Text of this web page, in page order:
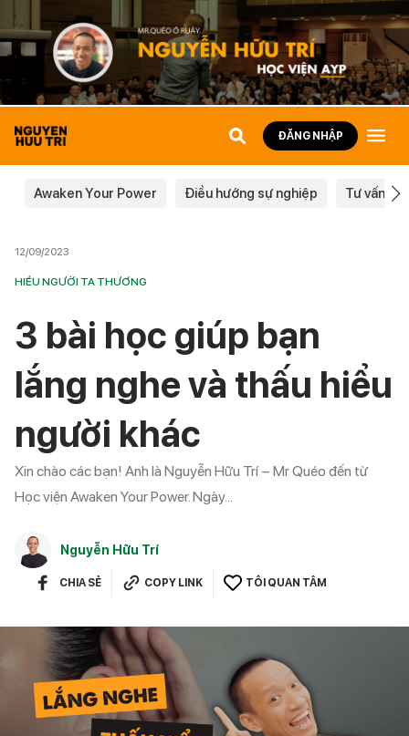
ĐĂNG NHẬP
Awaken Your Power Điều hướng sự nghiệp Tư vấn
12/09/2023
HIỂU NGƯỜI TA THƯƠNG
3 bài học giúp bạn
lắng nghe và thấu hiểu
người khác
Xin chào các bạn! Anh là Nguyễn Hữu Trí – Mr Quéo đến từ
Học viện Awaken Your Power. Ngày...
Nguyễn Hữu Trí
CHIA SẺ COPY LINK TÔI QUAN TÂM